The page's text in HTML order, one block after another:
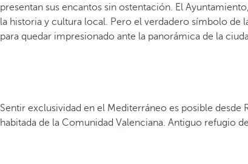
presentan sus encantos sin ostentación. El
la historia y cultura local. Pero el verdadero símbolo de
para quedar impresionado ante la panorámica de la
Sentir exclusividad en el Mediterráneo es posible desde
habitada de la Comunidad Valenciana. Antiguo refugio